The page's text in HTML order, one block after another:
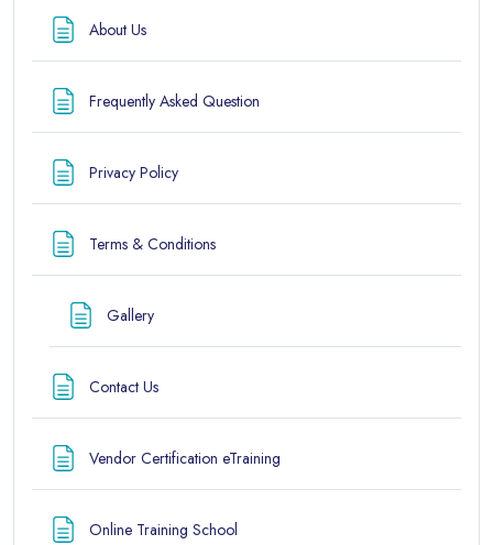
About UsPage
Frequently Asked Question
Privacy PolicyPage
Terms & ConditionsPage
GalleryPage
Contact UsPage
Vendor Certification eTraining
Online Training School